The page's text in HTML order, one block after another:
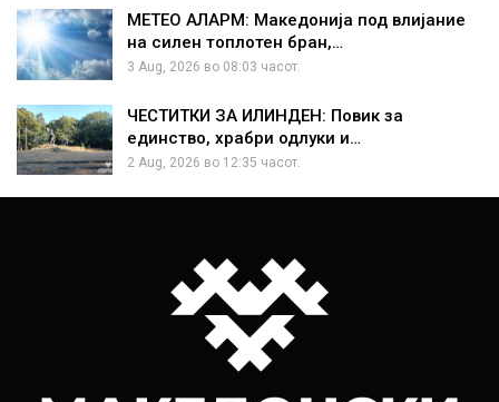
МЕТЕО АЛАРМ: Македонија под влијание
на силен топлотен бран,…
3 Aug, 2026 во 08:03 часот.
ЧЕСТИТКИ ЗА ИЛИНДЕН: Повик за
единство, храбри одлуки и…
2 Aug, 2026 во 12:35 часот.